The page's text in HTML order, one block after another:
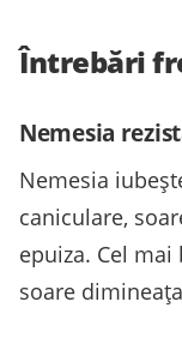
Întrebări
Nemesia
Nemesia
caniculare,
epuiza. Cel
soare